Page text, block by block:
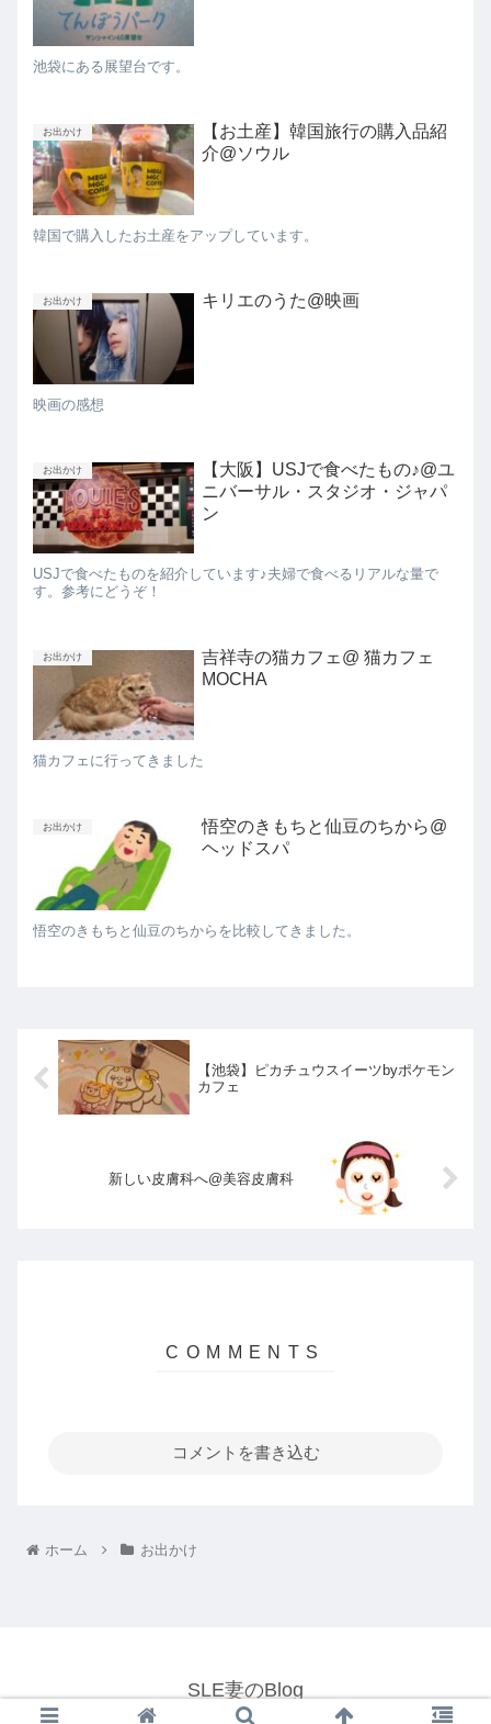
池袋にある展望台です。
お出かけ
【お土産】韓国旅行の購入品紹
介@ソウル
韓国で購入したお土産をアップしています。
お出かけ キリエのうた@映画
映画の感想
お出かけ
【大阪】USJで食べたもの♪@ユ
ニバーサル・スタジオ・ジャパ
ン
USJで食べたものを紹介しています♪夫婦で食べるリアルな量で
す。参考にどうぞ！
お出かけ
吉祥寺の猫カフェ@ 猫カフェ
MOCHA
猫カフェに行ってきました
お出かけ
悟空のきもちと仙豆のちから@
ヘッドスパ
悟空のきもちと仙豆のちからを比較してきました。
【池袋】ピカチュウスイーツbyポケモン
カフェ
新しい皮膚科へ@美容皮膚科
コメントを書き込む
ホーム お出かけ
SLE妻のBlog